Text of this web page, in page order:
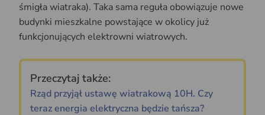
śmigła wiatraka). Taka sama reguła obowiązuje nowe
budynki mieszkalne powstające w okolicy już
funkcjonujących elektrowni wiatrowych.
Przeczytaj także:
Rząd przyjął ustawę wiatrakową 10H. Czy
teraz energia elektryczna będzie tańsza?